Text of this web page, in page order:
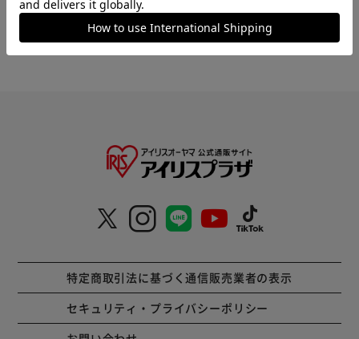
HOME アイリスプラザビジネス AIサーマルカメラの通販
特定商取引法に基づく通信販売業者の表示
セキュリティ・プライバシーポリシー